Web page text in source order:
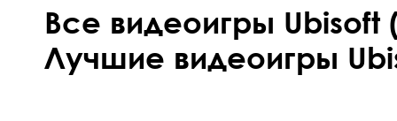
Все видеоигры Ubisoft
Лучшие видеоигры